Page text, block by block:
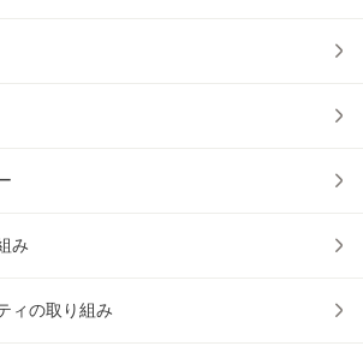
み
ィの取り組み